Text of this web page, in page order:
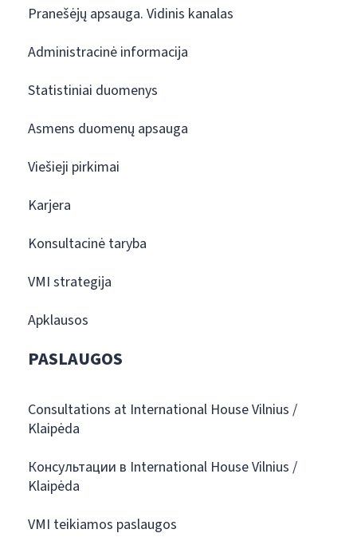
Pranešėjų apsauga. Vidinis kanalas
Administracinė informacija
Statistiniai duomenys
Asmens duomenų apsauga
Viešieji pirkimai
Karjera
Konsultacinė taryba
VMI strategija
Apklausos
PASLAUGOS
Consultations at International House Vilnius /
Klaipėda
Консультации в International House Vilnius /
Klaipėda
VMI teikiamos paslaugos